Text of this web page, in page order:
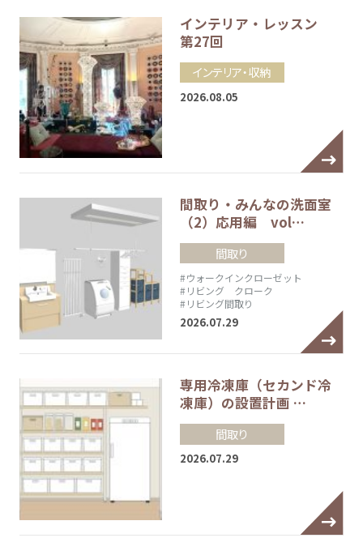
インテリア・レッスン
第27回
インテリア・収納
2026.08.05
間取り・みんなの洗面室
（2）応用編 vol…
間取り
#ウォークインクローゼット
#リビング クローク
#リビング間取り
2026.07.29
専用冷凍庫（セカンド冷
凍庫）の設置計画 …
間取り
2026.07.29